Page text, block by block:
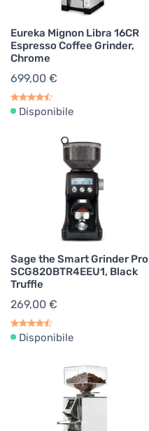
Eureka Mignon Libra 16CR
Espresso Coffee Grinder,
Chrome
699,00 €
Disponibile
Sage the Smart Grinder Pro
SCG820BTR4EEU1, Black
Truffle
269,00 €
Disponibile